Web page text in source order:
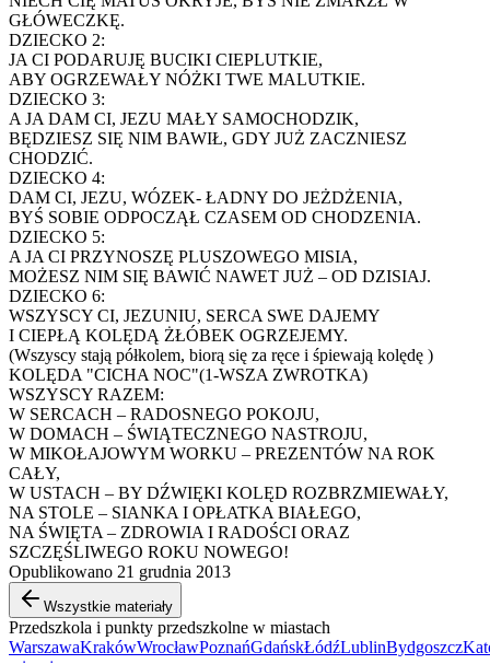
GŁÓWECZKĘ.
DZIECKO 2:
JA CI PODARUJĘ BUCIKI CIEPLUTKIE,
ABY OGRZEWAŁY NÓŻKI TWE MALUTKIE.
DZIECKO 3:
A JA DAM CI, JEZU MAŁY SAMOCHODZIK,
BĘDZIESZ SIĘ NIM BAWIŁ, GDY JUŻ ZACZNIESZ
CHODZIĆ.
DZIECKO 4:
DAM CI, JEZU, WÓZEK- ŁADNY DO JEŻDŻENIA,
BYŚ SOBIE ODPOCZĄŁ CZASEM OD CHODZENIA.
DZIECKO 5:
A JA CI PRZYNOSZĘ PLUSZOWEGO MISIA,
MOŻESZ NIM SIĘ BAWIĆ NAWET JUŻ – OD DZISIAJ.
DZIECKO 6:
WSZYSCY CI, JEZUNIU, SERCA SWE DAJEMY
I CIEPŁĄ KOLĘDĄ ŻŁÓBEK OGRZEJEMY.
(Wszyscy stają półkolem, biorą się za ręce i śpiewają kolędę )
KOLĘDA "CICHA NOC"(1-WSZA ZWROTKA)
WSZYSCY RAZEM:
W SERCACH – RADOSNEGO POKOJU,
W DOMACH – ŚWIĄTECZNEGO NASTROJU,
W MIKOŁAJOWYM WORKU – PREZENTÓW NA ROK
CAŁY,
W USTACH – BY DŹWIĘKI KOLĘD ROZBRZMIEWAŁY,
NA STOLE – SIANKA I OPŁATKA BIAŁEGO,
NA ŚWIĘTA – ZDROWIA I RADOŚCI ORAZ
SZCZĘŚLIWEGO ROKU NOWEGO!
Opublikowano 21 grudnia 2013
Wszystkie materiały
Przedszkola i punkty przedszkolne w miastach
WarszawaKrakówWrocławPoznańGdańskŁódźLublinBydgoszcz